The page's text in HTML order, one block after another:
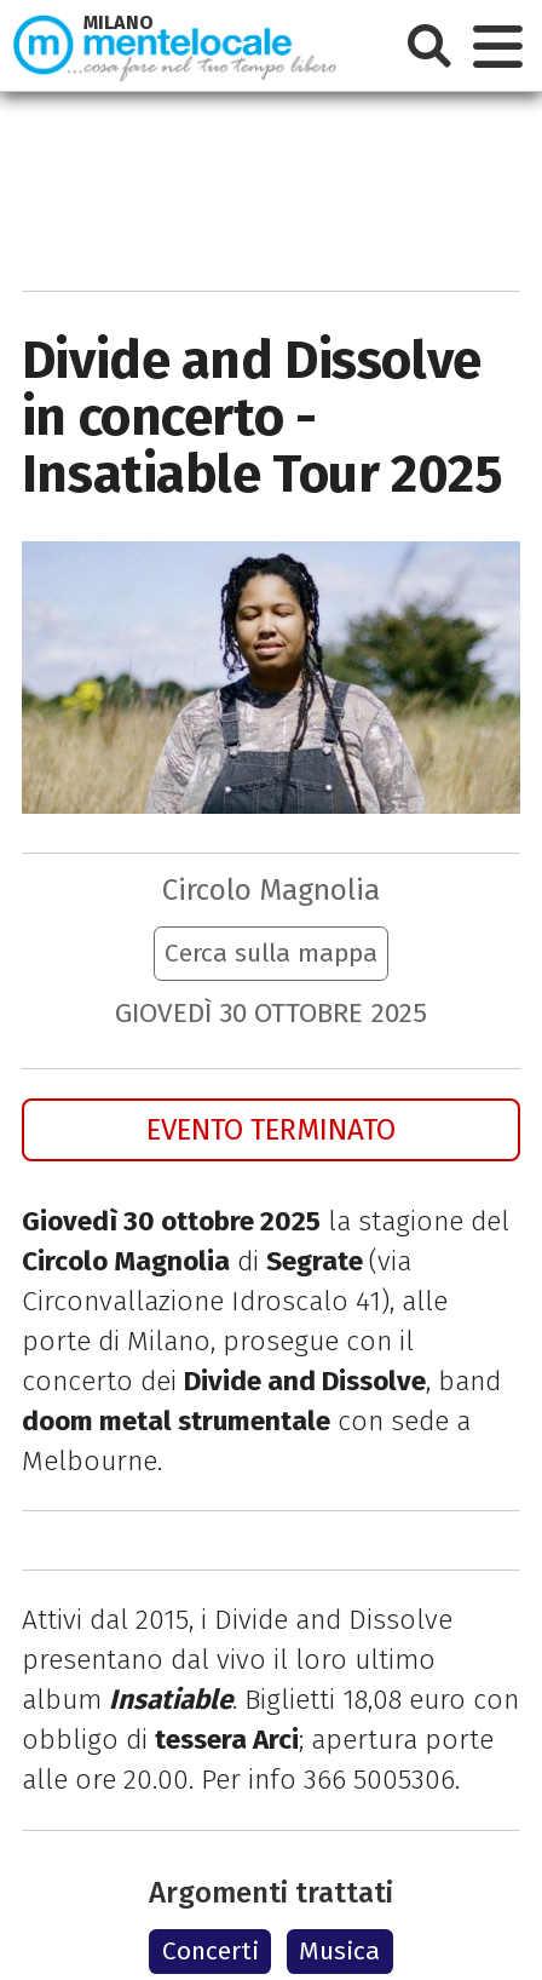
Divide and Dissolve
in concerto -
Insatiable Tour 2025
Circolo Magnolia
Cerca sulla mappa
GIOVEDÌ 30 OTTOBRE 2025
EVENTO TERMINATO
Giovedì 30 ottobre 2025 la stagione del
Circolo Magnoliadi Segrate(via
Circonvallazione Idroscalo 41), alle
porte di Milano, prosegue con il
concerto dei Divide and Dissolve, band
doom metal strumentalecon sede a
Melbourne.
Attivi dal 2015, i Divide and Dissolve
presentano dal vivo il loro ultimo
album Insatiable. Biglietti 18,08 euro con
obbligo di tessera Arci; apertura porte
alle ore 20.00. Per info 366 5005306.
Argomenti trattati
Concerti Musica
MILANO